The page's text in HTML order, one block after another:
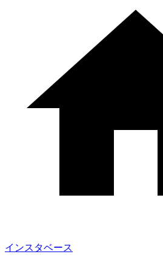
インスタベース